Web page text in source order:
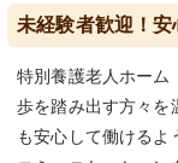
未経験者歓迎！
特別養護老人ホーム
歩を踏み出す方々を
も安心して働けるよ